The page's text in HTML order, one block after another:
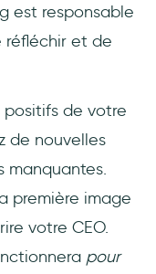
est responsable
réfléchir et de
positifs de votre
de nouvelles
manquantes.
première image
votre CEO.
pour